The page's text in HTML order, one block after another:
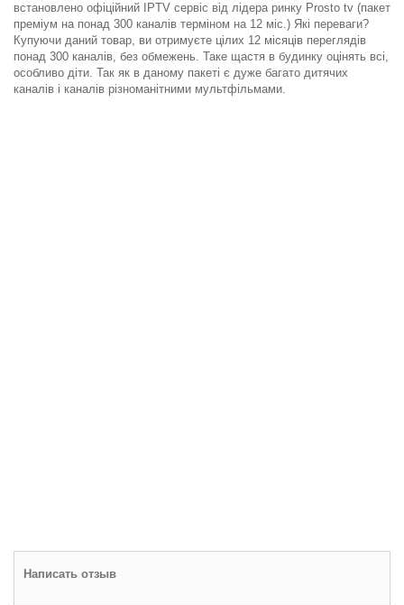
встановлено офіційний IPTV сервіс від лідера ринку Prosto tv (пакет
преміум на понад 300 каналів терміном на 12 міс.) Які переваги?
Купуючи даний товар, ви отримуєте цілих 12 місяців переглядів
понад 300 каналів, без обмежень. Таке щастя в будинку оцінять всі,
особливо діти. Так як в даному пакеті є дуже багато дитячих
каналів і каналів різноманітними мультфільмами.
Написать отзыв